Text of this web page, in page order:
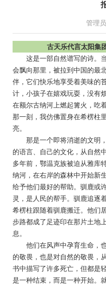
管理员
古天乐代言太阳集
这是一部自然谱写的诗。
会飘向那里，被拉到中国的最
伴，它们快乐地享受着美味的
计，小孩子在嬉戏玩耍，没有
在额尔古纳河上燃起篝火，吃
那一刻，我仿佛置身在希楞柱
亮。
那是一个即将消逝的文明
的语言、自己的文化，从自然
多年前，鄂温克族被迫从雅库
纳河，在右岸的森林中开始新
给予他们最好的帮助。驯鹿或
灵，是人民的帮手。驯鹿追逐
希楞柱跟随着驯鹿搬迁。他们
步路都成了足迹印在那片土地
息。
他们在风声中孕育生命，
的敬畏，也是对自然的敬畏，
书中描写了许多死亡，但都是
是一种结束，而是一种开始。